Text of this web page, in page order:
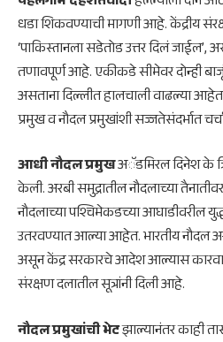
धडा शिकवण्याची मागणी आहे. केंद्रीय
‘पाकिस्तानला सडेतोड उत्तर दिलं
तणावपूर्ण आहे. एकीकडे सीमेवर दोन्ही
असताना दिल्लीत हालचाली वाढल्या आहेत.
प्रमुख व नौदल प्रमुखांशी सज्जतेसंदर्भात
आधी नौदल प्रमुखअॅडमिरल दिनेश के
केली. अरबी समुद्रातील नौदलाच्या तैनातीवर
नौदलाच्या पश्चिमेकडच्या आघाडीवरील
उतरवण्यात आल्या आहेत. भारतीय नौदल
असून केंद्र सरकारचे आदेश आल्यास
संरक्षण दलातील सूत्रांनी दिली आहे.
नौदल प्रमुखांची भेटझाल्यानंतर काही